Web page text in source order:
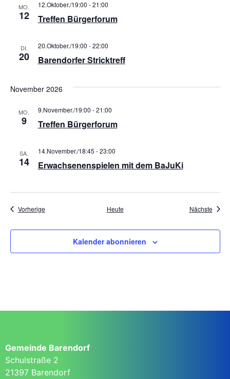
MO.
12 Treffen Bürgerforum
12.Oktober./19:00 -21:00
DI.
20 Barendorfer Stricktreff
20.Oktober./19:00 -22:00
November 2026
MO.
9 Treffen Bürgerforum
9.November./19:00 -21:00
SA.
14 Erwachsenenspielen mit dem BaJuKi
14.November./18:45 -23:00
VorherigeVeranstaltungen Heute Nächste
Kalender abonnieren
Gemeinde Barendorf
Schulstraße 2
21397 Barendorf